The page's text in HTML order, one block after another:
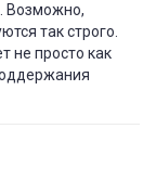
Возможно,
так строго.
не просто как